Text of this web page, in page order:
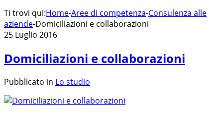
Ti trovi qui:Home-Aree di competenza-Consulenza alle
aziende-Domiciliazioni e collaborazioni
25 Luglio 2016
Domiciliazioni e collaborazioni
Pubblicato in Lo studio